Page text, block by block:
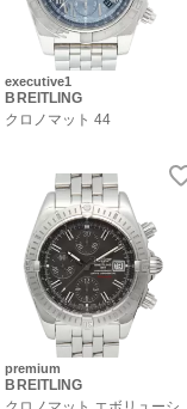
executive1
BREITLING
クロノマット 44
premium
BREITLING